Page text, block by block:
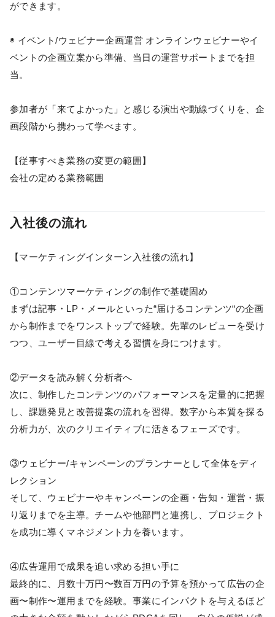
ができます。
◉ イベント/ウェビナー企画運営 オンラインウェビナーやイ
ベントの企画立案から準備、当日の運営サポートまでを担
当。
参加者が「来てよかった」と感じる演出や動線づくりを、企
画段階から携わって学べます。
【従事すべき業務の変更の範囲】
会社の定める業務範囲
入社後の流れ
【マーケティングインターン入社後の流れ】
①コンテンツマーケティングの制作で基礎固め
まずは記事・LP・メールといった“届けるコンテンツ“の企画
から制作までをワンストップで経験。先輩のレビューを受け
つつ、ユーザー目線で考える習慣を身につけます。
②データを読み解く分析者へ
次に、制作したコンテンツのパフォーマンスを定量的に把握
し、課題発見と改善提案の流れを習得。数字から本質を探る
分析力が、次のクリエイティブに活きるフェーズです。
③ウェビナー/キャンペーンのプランナーとして全体をディ
レクション
そして、ウェビナーやキャンペーンの企画・告知・運営・振
り返りまでを主導。チームや他部門と連携し、プロジェクト
を成功に導くマネジメント力を養います。
④広告運用で成果を追い求める担い手に
最終的に、月数十万円〜数百万円の予算を預かって広告の企
画〜制作〜運用までを経験。事業にインパクトを与えるほど